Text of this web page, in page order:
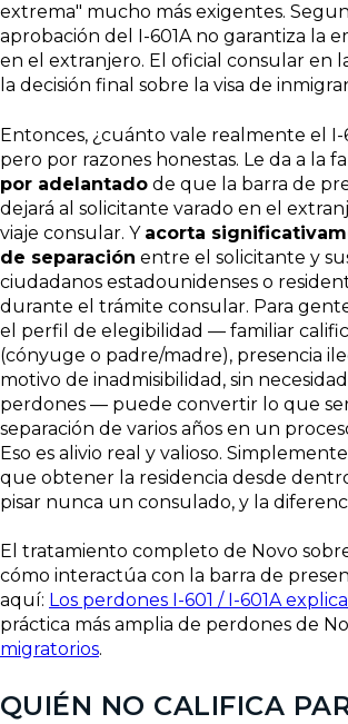
extrema" mucho más exigentes.
aprobación del I-601A no garantiza la
en el extranjero. El oficial consular en
la decisión final sobre la visa de
Entonces, ¿cuánto vale realmente el
pero por razones honestas. Le da a la
por adelantado de que la barra de
dejará al solicitante varado en el
viaje consular. Y acorta
de separación entre el solicitante y
ciudadanos estadounidenses o
durante el trámite consular. Para
el perfil de elegibilidad — familiar
(cónyuge o padre/madre), presencia
motivo de inadmisibilidad, sin
perdones — puede convertir lo que
separación de varios años en un
Eso es alivio real y valioso.
que obtener la residencia desde
pisar nunca un consulado, y la
El tratamiento completo de Novo
cómo interactúa con la barra de
aquí: Los perdones I-601 / I-601A
práctica más amplia de perdones de
migratorios.
QUIÉN NO CALIFICA